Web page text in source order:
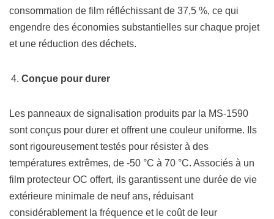
consommation de film réfléchissant de 37,5 %, ce qui
engendre des économies substantielles sur chaque projet
et une réduction des déchets.
Conçue pour durer
Les panneaux de signalisation produits par la MS-1590
sont conçus pour durer et offrent une couleur uniforme. Ils
sont rigoureusement testés pour résister à des
températures extrêmes, de -50 °C à 70 °C. Associés à un
film protecteur OC offert, ils garantissent une durée de vie
extérieure minimale de neuf ans, réduisant
considérablement la fréquence et le coût de leur